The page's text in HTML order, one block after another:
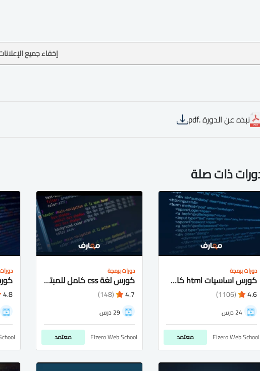
إخفاء جميع
نبذه عن الدورة .pdf
ذات صلة
دورات برمجة
كورس اساسيات html كامل شرح عربى للمبتدئيين
4.6
(1106)
24 درس
Elzero Web School معتمد
دورات برمجة
كورس لغة css كامل للمبتدئيين شرح عربى
4.7
(148)
29 درس
Elzero Web School معتمد
4.8